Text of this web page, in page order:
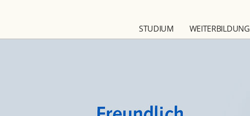
STUDIUM WEITERBILDUNG